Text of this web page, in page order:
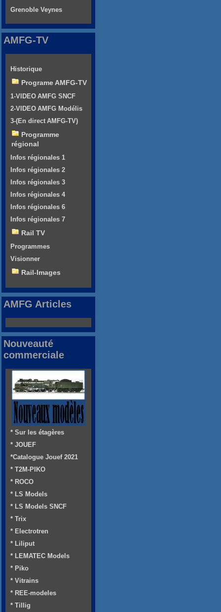
Grenoble Veynes
AMFG-TV
Historique
Programe AMFG-TV
1-VIDEO AMFG SNCF
2-VIDEO AMFG Modélis
3-(En direct AMFG-TV)
Programme
régional
Infos régionales 1
Infos régionales 2
Infos régionales 3
Infos régionales 4
Infos régionales 6
Infos régionales 7
Rail TV
Programmes
Visionner
Rail-Images
AMFG Articles
Nouveauté
commerciale
* Sur les étagères
* JOUEF
*Catalogue Jouef 2021
* T2M-PIKO
* ROCO
* LS Models
* LS Models SNCF
* Trix
* Electrotren
* Liliput
* LEMATEC Models
* Piko
* Vitrains
* REE-modeles
* Tillig